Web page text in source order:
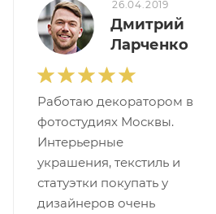
26.04.2019
Дмитрий
Ларченко
Работаю декоратором в
фотостудиях Москвы.
Интерьерные
украшения, текстиль и
статуэтки покупать у
дизайнеров очень